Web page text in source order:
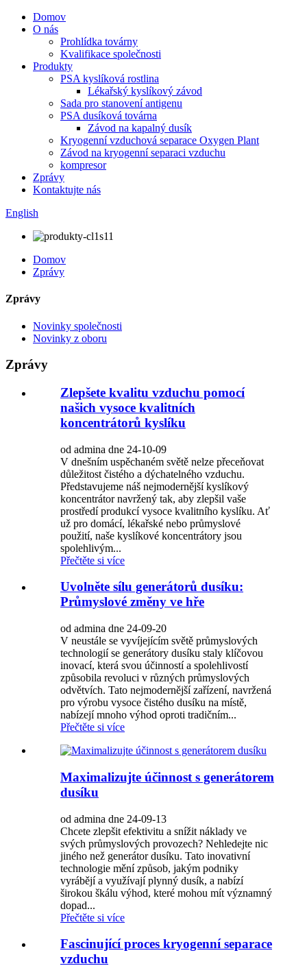
Domov
O nás
Prohlídka továrny
Kvalifikace společnosti
Produkty
PSA kyslíková rostlina
Lékařský kyslíkový závod
Sada pro stanovení antigenu
PSA dusíková továrna
Závod na kapalný dusík
Kryogenní vzduchová separace Oxygen Plant
Závod na kryogenní separaci vzduchu
kompresor
Zprávy
Kontaktujte nás
English
Domov
Zprávy
Zprávy
Novinky společnosti
Novinky z oboru
Zprávy
Zlepšete kvalitu vzduchu pomocí
našich vysoce kvalitních
koncentrátorů kyslíku
od admina dne 24-10-09
V dnešním uspěchaném světě nelze přeceňovat
důležitost čistého a dýchatelného vzduchu.
Představujeme náš nejmodernější kyslíkový
koncentrátor navržený tak, aby zlepšil vaše
prostředí produkcí vysoce kvalitního kyslíku. Ať
už pro domácí, lékařské nebo průmyslové
použití, naše kyslíkové koncentrátory jsou
spolehlivým...
Přečtěte si více
Uvolněte sílu generátorů dusíku:
Průmyslové změny ve hře
od admina dne 24-09-20
V neustále se vyvíjejícím světě průmyslových
technologií se generátory dusíku staly klíčovou
inovací, která svou účinností a spolehlivostí
způsobila revoluci v různých průmyslových
odvětvích. Tato nejmodernější zařízení, navržená
pro výrobu vysoce čistého dusíku na místě,
nabízejí mnoho výhod oproti tradičním...
Přečtěte si více
Maximalizujte účinnost s generátorem
dusíku
od admina dne 24-09-13
Chcete zlepšit efektivitu a snížit náklady ve
svých průmyslových provozech? Nehledejte nic
jiného než generátor dusíku. Tato inovativní
technologie mění způsob, jakým podniky
vyrábějí a využívají plynný dusík, a nabízí
širokou škálu výhod, které mohou mít významný
dopad...
Přečtěte si více
Fascinující proces kryogenní separace
vzduchu